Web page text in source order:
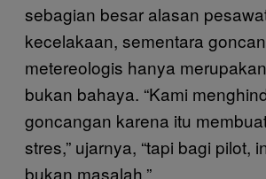
sebagian besar alasan
kecelakaan, sementara
metereologis hanya
bukan bahaya. “Kami
goncangan karena itu
stres,” ujarnya, “tapi bagi pilot,
bukan masalah.”